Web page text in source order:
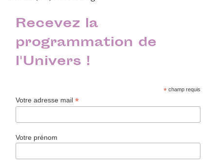
Recevez la
programmation de
l'Univers !
* champ requis
Votre adresse mail*
Votre prénom